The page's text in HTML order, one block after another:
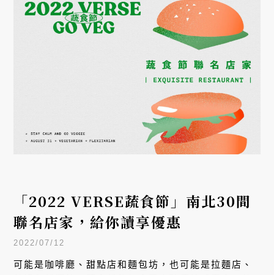
「2022 VERSE蔬食節」南北30間
聯名店家，給你讀享優惠
2022/07/12
可能是咖啡廳、甜點店和麵包坊，也可能是拉麵店、